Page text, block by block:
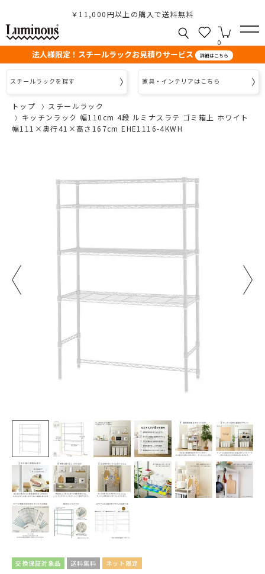
￥11,000円以上の購入で送料無料
0
法人様限定！スチールラックお見積りサービス 詳細はこちら
スチールラックを探す 家具・インテリアはこちら
トップ
スチールラック
キッチンラック 幅110cm 4段 ルミナスラテ ゴミ箱上 ホワイト
幅111×奥行41×高さ167cm EHE1116-4KWH
交換保証対象品 送料無料 ネット限定